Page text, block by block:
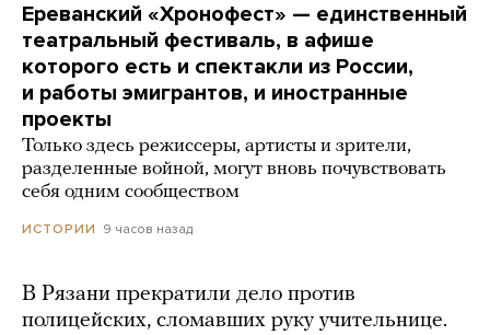
Ереванский «Хронофест» — единственный
театральный фестиваль, в афише
которого есть и спектакли из России,
и работы эмигрантов, и иностранные
проекты
Только здесь режиссеры, артисты и зрители,
разделенные войной, могут вновь почувствовать
себя одним сообществом
ИСТОРИИ 9 часов назад
В Рязани прекратили дело против
полицейских, сломавших руку учительнице.